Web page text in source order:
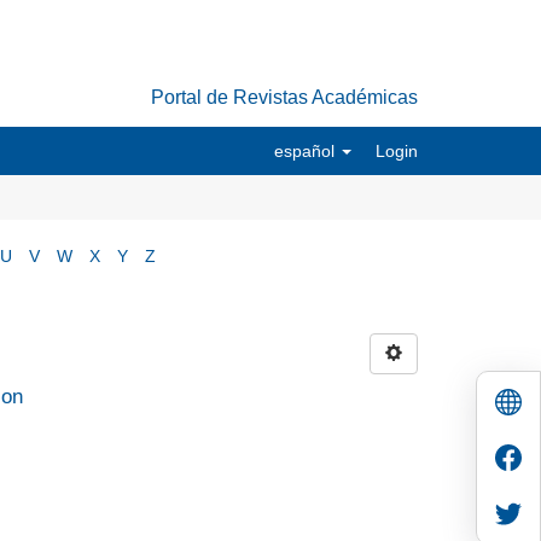
Portal de Revistas Académicas
español Login
U V W X Y Z